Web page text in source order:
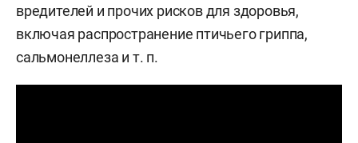
вредителей и прочих рисков для здоровья,
включая распространение птичьего гриппа,
сальмонеллеза и т. п.